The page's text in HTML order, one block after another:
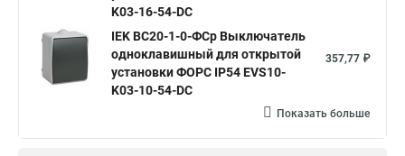
K03-16-54-DC
IEK ВС20-1-0-ФСр Выключатель
одноклавишный для открытой
установки ФОРС IP54 EVS10-
K03-10-54-DC
357,77 ₽
Показать больше